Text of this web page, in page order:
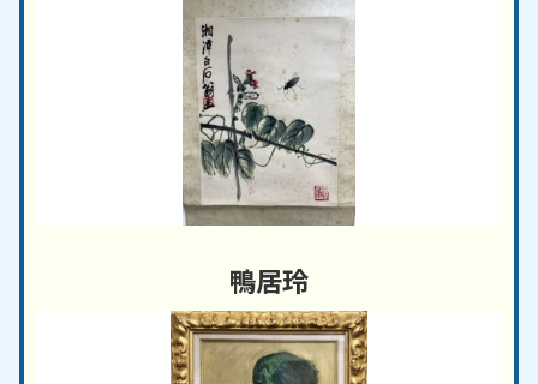
鴨居玲